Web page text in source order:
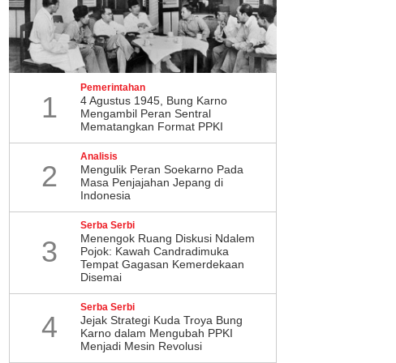
1
Pemerintahan
4 Agustus 1945, Bung Karno
Mengambil Peran Sentral
Mematangkan Format PPKI
2
Analisis
Mengulik Peran Soekarno Pada
Masa Penjajahan Jepang di
Indonesia
3
Serba Serbi
Menengok Ruang Diskusi Ndalem
Pojok: Kawah Candradimuka
Tempat Gagasan Kemerdekaan
Disemai
4
Serba Serbi
Jejak Strategi Kuda Troya Bung
Karno dalam Mengubah PPKI
Menjadi Mesin Revolusi